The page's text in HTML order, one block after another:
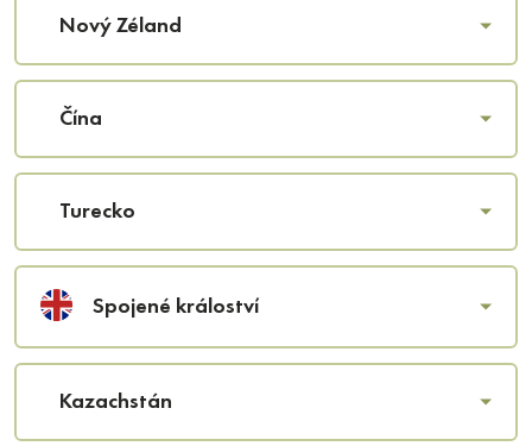
Nový Zéland
Čína
Turecko
Spojené králoství